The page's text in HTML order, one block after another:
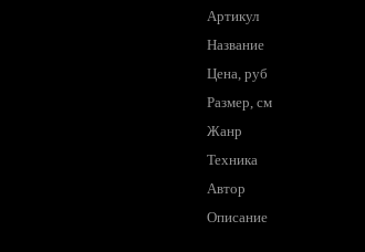
Артикул
Название
Цена, руб
Размер, см
Жанр
Техника
Автор
Описание